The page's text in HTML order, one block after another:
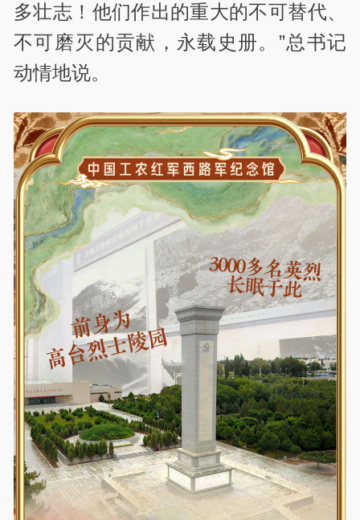
多壮志！他们作出的重大的不可替代、
不可磨灭的贡献，永载史册。”总书记
动情地说。